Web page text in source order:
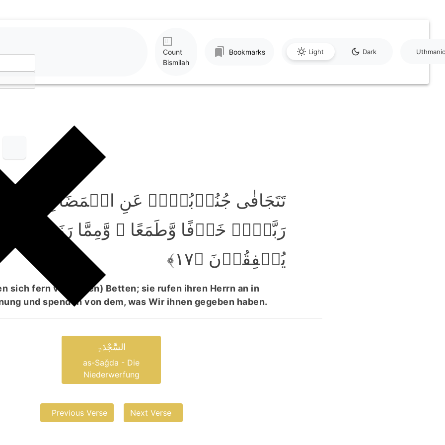
Count
Bismilah
Bookmarks Light Dark Uthmanic
تَتَجَافٰی جُنُوۡبُہُمۡ عَنِ الۡمَضَاجِعِ
رَبَّہُمۡ خَوۡفًا وَّطَمَعًا ۫ وَّمِمَّا
یُنۡفِقُوۡنَ ﴿۱۷﴾
sich fern von (ihren) Betten; sie rufen ihren Herrn an in
und spenden von dem, was Wir ihnen gegeben haben.
السَّجْدَۃِ
as-Saǧda - Die
Niederwerfung
Previous Verse Next Verse